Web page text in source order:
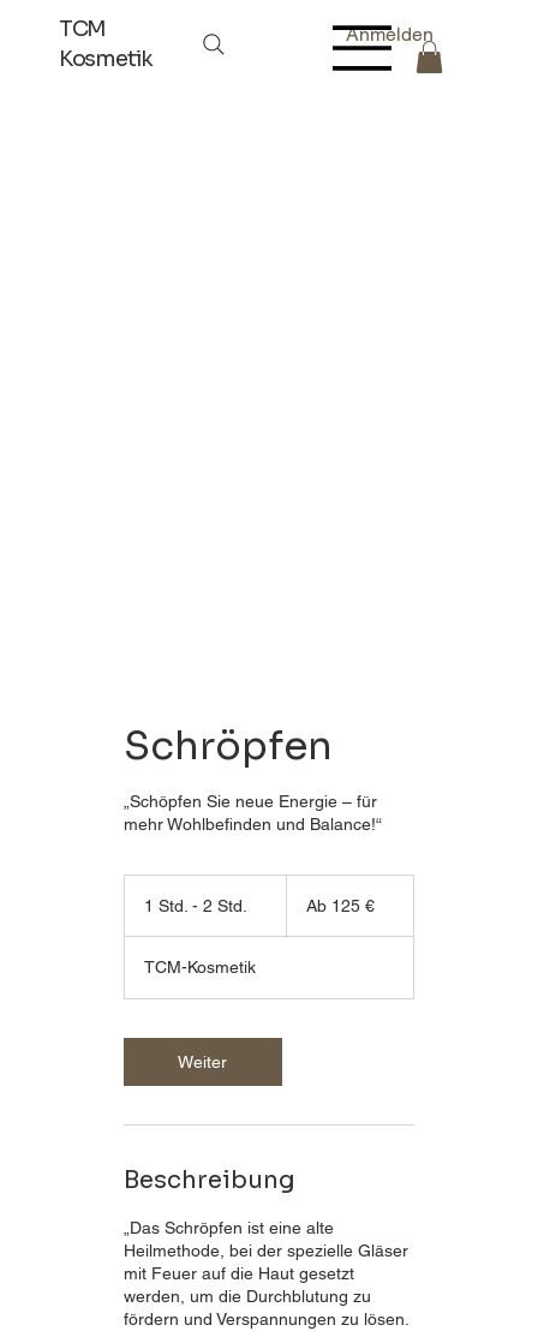
TCM
Kosmetik
Anmelden
Schröpfen
„Schöpfen Sie neue Energie – für
mehr Wohlbefinden und Balance!“
1 Std. - 2 Std.
d
-
S
d
EuroAb 125 €
TCM-Kosmetik
Weiter
Beschreibung
​„Das Schröpfen ist eine alte
Heilmethode, bei der spezielle Gläser
mit Feuer auf die Haut gesetzt
werden, um die Durchblutung zu
fördern und Verspannungen zu lösen.